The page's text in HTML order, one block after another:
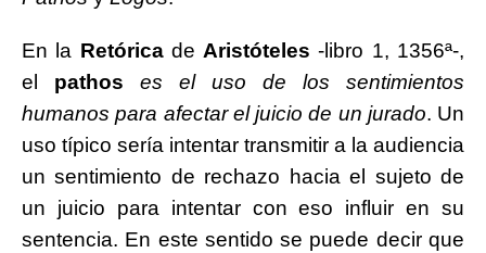
En la Retóricade Aristóteles-libro 1, 1356ª-,
el pathos
es el uso de los sentimientos
humanos para afectar el juicio de un jurado. Un
uso típico sería intentar transmitir a la audiencia
un sentimiento de rechazo hacia el sujeto de
un juicio para intentar con eso influir en su
sentencia. En este sentido se puede decir que